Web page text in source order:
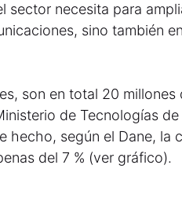
sector necesita para
sino también
son en total 20 millones
de Tecnologías de
hecho, según el Dane, la
del 7 % (ver gráfico).